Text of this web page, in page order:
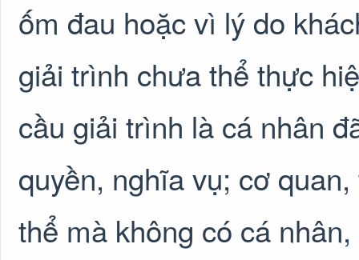
ốm đau hoặc vì lý do
giải trình chưa thể thực
cầu giải trình là cá nhân
quyền, nghĩa vụ; cơ
thể mà không có cá